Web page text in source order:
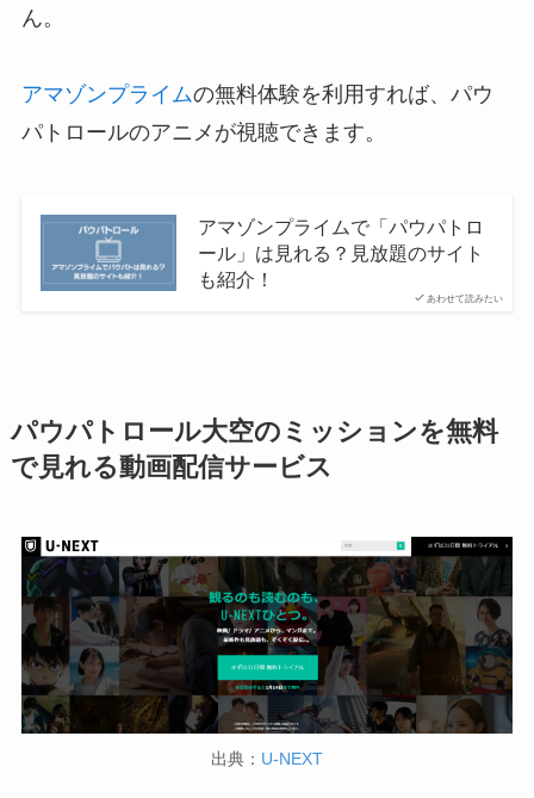
ん。
アマゾンプライムの無料体験を利用すれば、パウ
パトロールのアニメが視聴できます。
あわせて読みたい
アマゾンプライムで「パウパトロ
ール」は見れる？見放題のサイト
も紹介！
パウパトロール大空のミッションを無料
で見れる動画配信サービス
出典： U-NEXT